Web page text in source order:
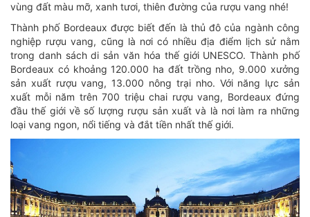
vùng đất màu mỡ, xanh tươi, thiên đường của rượu vang nhé!
Thành phố Bordeaux được biết đến là thủ đô của ngành công
nghiệp rượu vang, cũng là nơi có nhiều địa điểm lịch sử nằm
trong danh sách di sản văn hóa thế giới UNESCO. Thành phố
Bordeaux có khoảng 120.000 ha đất trồng nho, 9.000 xưởng
sản xuất rượu vang, 13.000 nông trại nho. Với năng lực sản
xuất mỗi năm trên 700 triệu chai rượu vang, Bordeaux đứng
đầu thế giới về số lượng rượu sản xuất và là nơi làm ra những
loại vang ngon, nổi tiếng và đắt tiền nhất thế giới.